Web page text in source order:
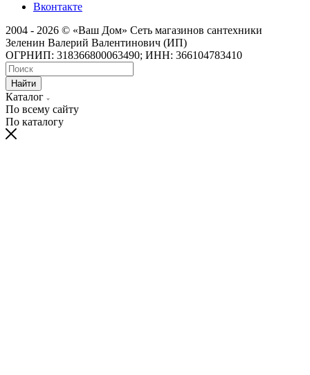
Вконтакте
2004 - 2026 © «Ваш Дом» Сеть магазинов сантехники
Зеленин Валерий Валентинович (ИП)
ОГРНИП: 318366800063490; ИНН: 366104783410
Найти
Каталог
По всему сайту
По каталогу